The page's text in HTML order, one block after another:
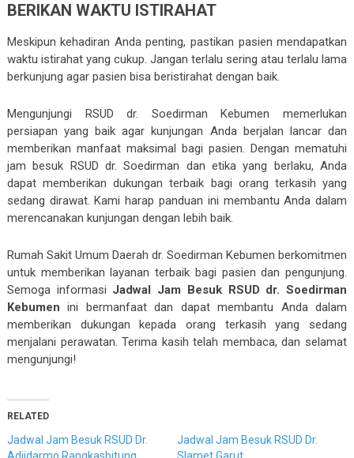
BERIKAN WAKTU ISTIRAHAT
Meskipun kehadiran Anda penting, pastikan pasien mendapatkan
waktu istirahat yang cukup. Jangan terlalu sering atau terlalu lama
berkunjung agar pasien bisa beristirahat dengan baik.
Mengunjungi RSUD dr. Soedirman Kebumen memerlukan
persiapan yang baik agar kunjungan Anda berjalan lancar dan
memberikan manfaat maksimal bagi pasien. Dengan mematuhi
jam besuk RSUD dr. Soedirman dan etika yang berlaku, Anda
dapat memberikan dukungan terbaik bagi orang terkasih yang
sedang dirawat. Kami harap panduan ini membantu Anda dalam
merencanakan kunjungan dengan lebih baik.
Rumah Sakit Umum Daerah dr. Soedirman Kebumen berkomitmen
untuk memberikan layanan terbaik bagi pasien dan pengunjung.
Semoga informasi Jadwal Jam Besuk RSUD dr. Soedirman
Kebumen ini bermanfaat dan dapat membantu Anda dalam
memberikan dukungan kepada orang terkasih yang sedang
menjalani perawatan. Terima kasih telah membaca, dan selamat
mengunjungi!
RELATED
Jadwal Jam Besuk RSUD Dr.
Jadwal Jam Besuk RSUD Dr.